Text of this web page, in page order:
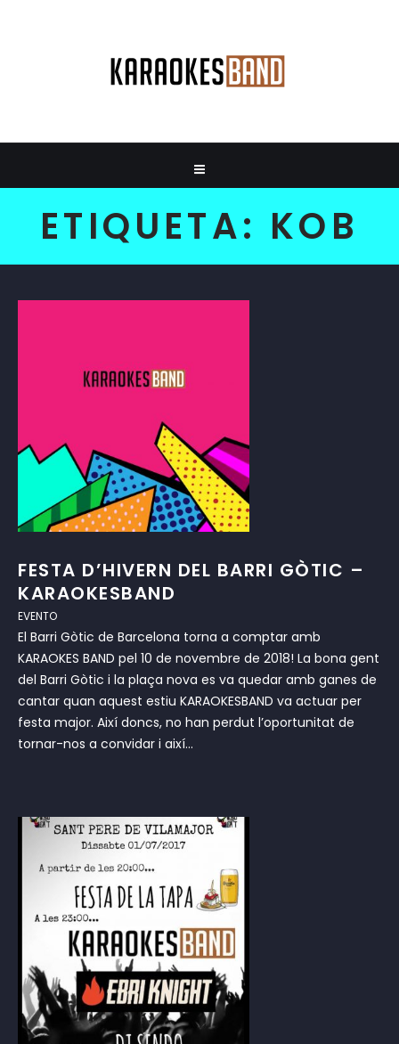
ETIQUETA: KOB
FESTA D’HIVERN DEL BARRI GÒTIC –
KARAOKESBAND
EVENTO
El Barri Gòtic de Barcelona torna a comptar amb
KARAOKES BAND pel 10 de novembre de 2018! La bona gent
del Barri Gòtic i la plaça nova es va quedar amb ganes de
cantar quan aquest estiu KARAOKESBAND va actuar per
festa major. Així doncs, no han perdut l’oportunitat de
tornar-nos a convidar i així...